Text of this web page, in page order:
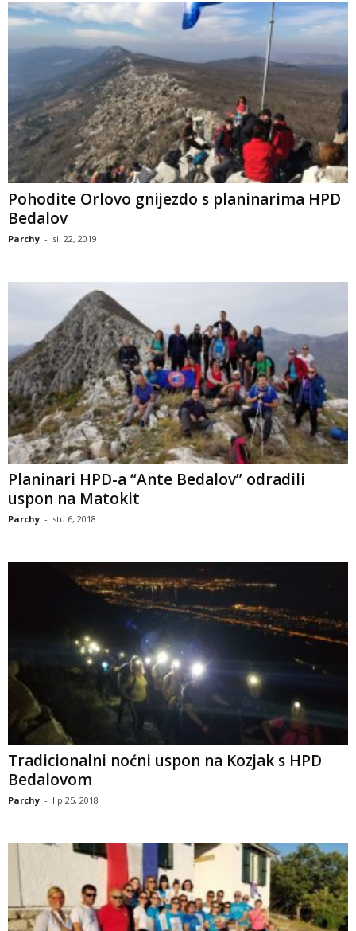
Pohodite Orlovo gnijezdo s planinarima HPD
Bedalov
Parchy - sij 22, 2019
Planinari HPD-a “Ante Bedalov” odradili
uspon na Matokit
Parchy - stu 6, 2018
Tradicionalni noćni uspon na Kozjak s HPD
Bedalovom
Parchy - lip 25, 2018